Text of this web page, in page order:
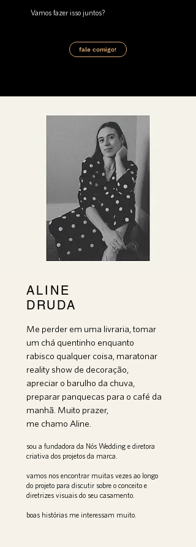
Vamos fazer isso juntos?
fale comigo!
ALINE
DRUDA
Me perder em uma livraria, tomar
um chá quentinho enquanto
rabisco qualquer coisa, maratonar
reality show de decoração,
apreciar o barulho da chuva,
preparar panquecas para o café da
manhã. Muito prazer,
me chamo Aline.
sou a fundadora da Nós Wedding e diretora
criativa dos projetos da marca.
vamos nos encontrar muitas vezes ao longo
do projeto para discutir sobre o conceito e
diretrizes visuais do seu casamento.
boas histórias me interessam muito.